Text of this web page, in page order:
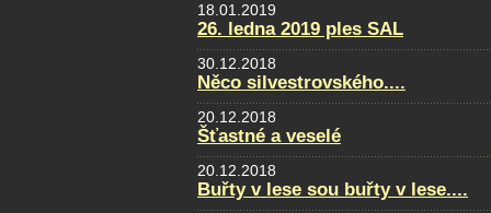
18.01.2019
26. ledna 2019 ples SAL
30.12.2018
Něco silvestrovského....
20.12.2018
Šťastné a veselé
20.12.2018
Buřty v lese sou buřty v lese....